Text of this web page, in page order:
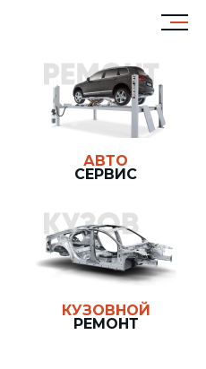
АВТО
СЕРВИС
КУЗОВНОЙ
РЕМОНТ